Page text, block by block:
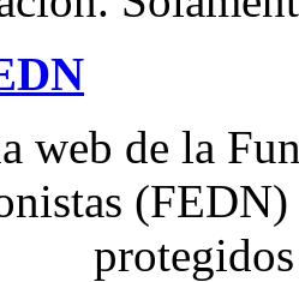
web de la
(FEDN)